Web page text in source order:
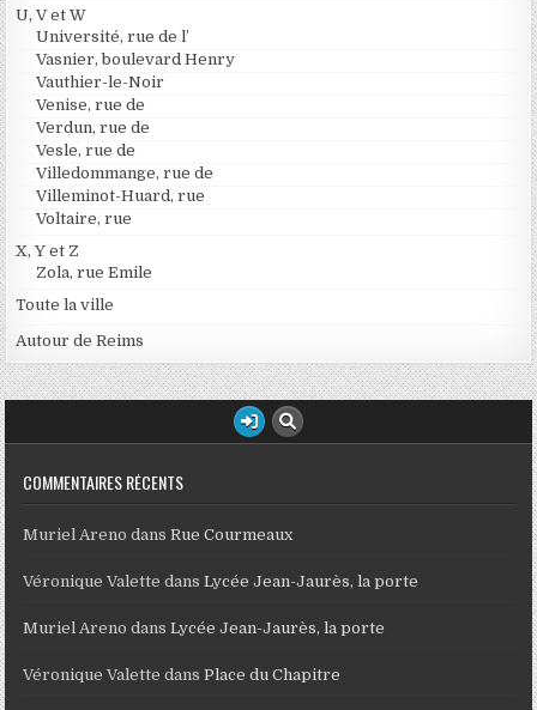
U, V et W
Université, rue de l’
Vasnier, boulevard Henry
Vauthier-le-Noir
Venise, rue de
Verdun, rue de
Vesle, rue de
Villedommange, rue de
Villeminot-Huard, rue
Voltaire, rue
X, Y et Z
Zola, rue Emile
Toute la ville
Autour de Reims
COMMENTAIRES RÉCENTS
Muriel Areno dansRue Courmeaux
Véronique Valette dansLycée Jean-Jaurès, la porte
Muriel Areno dansLycée Jean-Jaurès, la porte
Véronique Valette dansPlace du Chapitre